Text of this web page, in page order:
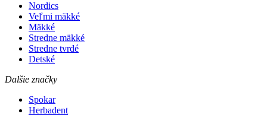
Nordics
Veľmi mäkké
Mäkké
Stredne mäkké
Stredne tvrdé
Detské
Dalšie značky
Spokar
Herbadent